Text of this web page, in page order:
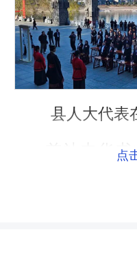
县人大代表
首站中华
以“山即是书，
点